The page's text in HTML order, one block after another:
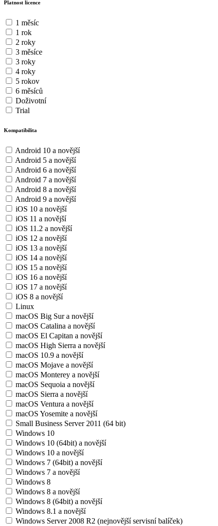
Platnost licence
1 měsíc
1 rok
2 roky
3 měsíce
3 roky
4 roky
5 rokov
6 měsíců
Doživotní
Trial
Kompatibilita
Android 10 a novější
Android 5 a novější
Android 6 a novější
Android 7 a novější
Android 8 a novější
Android 9 a novější
iOS 10 a novější
iOS 11 a novější
iOS 11.2 a novější
iOS 12 a novější
iOS 13 a novější
iOS 14 a novější
iOS 15 a novější
iOS 16 a novější
iOS 17 a novější
iOS 8 a novější
Linux
macOS Big Sur a novější
macOS Catalina a novější
macOS El Capitan a novější
macOS High Sierra a novější
macOS 10.9 a novější
macOS Mojave a novější
macOS Monterey a novější
macOS Sequoia a novější
macOS Sierra a novější
macOS Ventura a novější
macOS Yosemite a novější
Small Business Server 2011 (64 bit)
Windows 10
Windows 10 (64bit) a novější
Windows 10 a novější
Windows 7 (64bit) a novější
Windows 7 a novější
Windows 8
Windows 8 a novější
Windows 8 (64bit) a novější
Windows 8.1 a novější
Windows Server 2008 R2 (nejnovější servisní balíček)